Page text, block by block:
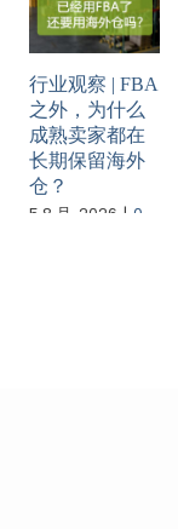
行业观察 | FBA
之外，为什么
成熟卖家都在
长期保留海外
仓？
5 8 月, 2026 | 0